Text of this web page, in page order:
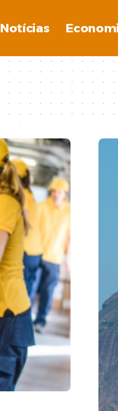
Notícias